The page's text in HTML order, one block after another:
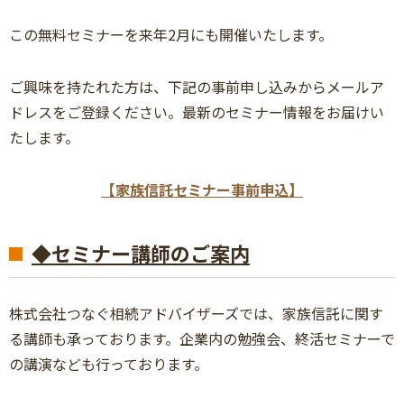
この無料セミナーを来年2月にも開催いたします。
ご興味を持たれた方は、下記の事前申し込みからメールア
ドレスをご登録ください。最新のセミナー情報をお届けい
たします。
【家族信託セミナー事前申込】
◆セミナー講師のご案内
株式会社つなぐ相続アドバイザーズでは、家族信託に関す
る講師も承っております。企業内の勉強会、終活セミナーで
の講演なども行っております。